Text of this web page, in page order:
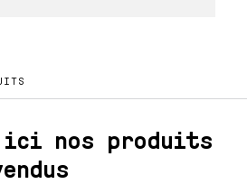
ici nos produits